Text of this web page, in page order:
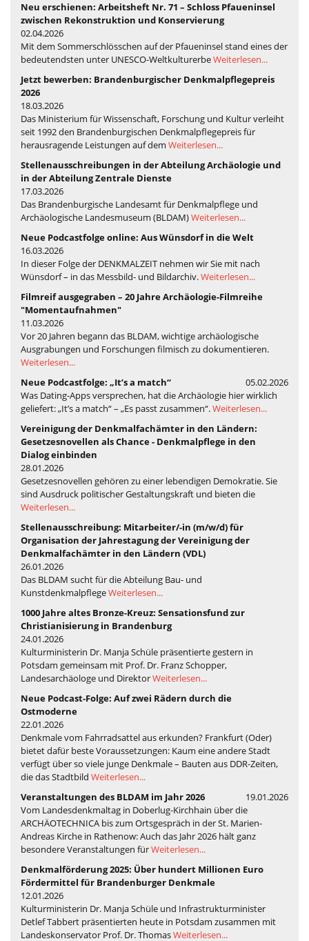
Neu erschienen: Arbeitsheft Nr. 71 – Schloss Pfaueninsel
zwischen Rekonstruktion und Konservierung
02.04.2026
Mit dem Sommerschlösschen auf der Pfaueninsel stand eines der
bedeutendsten unter UNESCO-WeltkulturerbeWeiterlesen...
Jetzt bewerben: Brandenburgischer Denkmalpflegepreis
2026
18.03.2026
Das Ministerium für Wissenschaft, Forschung und Kultur verleiht
seit 1992 den Brandenburgischen Denkmalpflegepreis für
herausragende Leistungen auf dem Weiterlesen...
Stellenausschreibungen in der Abteilung Archäologie und
in der Abteilung Zentrale Dienste
17.03.2026
Das Brandenburgische Landesamt für Denkmalpflege und
Archäologische Landesmuseum (BLDAM)Weiterlesen...
Neue Podcastfolge online: Aus Wünsdorf in die Welt
16.03.2026
In dieser Folge der DENKMALZEIT nehmen wir Sie mit nach
Wünsdorf – in das Messbild- und Bildarchiv.Weiterlesen...
Filmreif ausgegraben – 20 Jahre Archäologie-Filmreihe
"Momentaufnahmen"
11.03.2026
Vor 20 Jahren begann das BLDAM, wichtige archäologische
Ausgrabungen und Forschungen filmisch zu dokumentieren.
Weiterlesen...
Neue Podcastfolge: „It’s a match“
05.02.2026
Was Dating-Apps versprechen, hat die Archäologie hier wirklich
geliefert: „It’s a match“ – „Es passt zusammen“.Weiterlesen...
Vereinigung der Denkmalfachämter in den Ländern:
Gesetzesnovellen als Chance - Denkmalpflege in den
Dialog einbinden
28.01.2026
Gesetzesnovellen gehören zu einer lebendigen Demokratie. Sie
sind Ausdruck politischer Gestaltungskraft und bieten die
Weiterlesen...
Stellenausschreibung: Mitarbeiter/-in (m/w/d) für
Organisation der Jahrestagung der Vereinigung der
Denkmalfachämter in den Ländern (VDL)
26.01.2026
Das BLDAM sucht für die Abteilung Bau- und
KunstdenkmalpflegeWeiterlesen...
1000 Jahre altes Bronze-Kreuz: Sensationsfund zur
Christianisierung in Brandenburg
24.01.2026
Kulturministerin Dr. Manja Schüle präsentierte gestern in
Potsdam gemeinsam mit Prof. Dr. Franz Schopper,
Landesarchäologe und DirektorWeiterlesen...
Neue Podcast-Folge: Auf zwei Rädern durch die
Ostmoderne
22.01.2026
Denkmale vom Fahrradsattel aus erkunden? Frankfurt (Oder)
bietet dafür beste Voraussetzungen: Kaum eine andere Stadt
verfügt über so viele junge Denkmale – Bauten aus DDR-Zeiten,
die das Stadtbild Weiterlesen...
Veranstaltungen des BLDAM im Jahr 2026
19.01.2026
Vom Landesdenkmaltag in Doberlug-Kirchhain über die
ARCHÄOTECHNICA bis zum Ortsgespräch in der St. Marien-
Andreas Kirche in Rathenow: Auch das Jahr 2026 hält ganz
besondere Veranstaltungen fürWeiterlesen...
Denkmalförderung 2025: Über hundert Millionen Euro
Fördermittel für Brandenburger Denkmale
12.01.2026
Kulturministerin Dr. Manja Schüle und Infrastrukturminister
Detlef Tabbert präsentierten heute in Potsdam zusammen mit
Landeskonservator Prof. Dr. ThomasWeiterlesen...